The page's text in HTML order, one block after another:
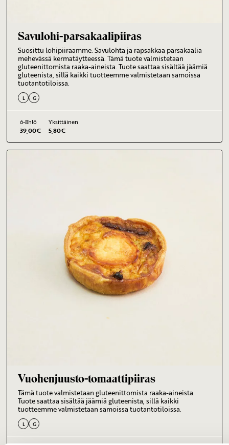
Savulohi-parsakaalipiiras
Suosittu lohipiiraamme. Savulohta ja rapsakkaa parsakaalia
mehevässä kermatäytteessä. Tämä tuote valmistetaan
gluteenittomista raaka-aineista. Tuote saattaa sisältää jäämiä
gluteenista, sillä kaikki tuotteemme valmistetaan samoissa
tuotantotiloissa.
L G
6-8hlö
39,00€
Yksittäinen
5,80€
Vuohenjuusto-tomaattipiiras
Tämä tuote valmistetaan gluteenittomista raaka-aineista.
Tuote saattaa sisältää jäämiä gluteenista, sillä kaikki
tuotteemme valmistetaan samoissa tuotantotiloissa.
L G